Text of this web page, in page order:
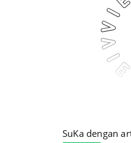
SuKa dengan